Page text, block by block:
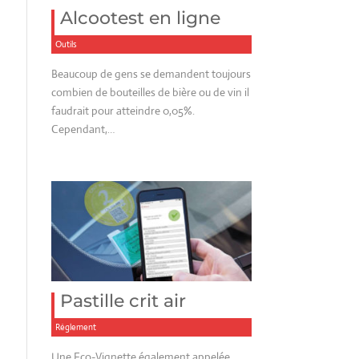
Alcootest en ligne
Outils
Beaucoup de gens se demandent toujours
combien de bouteilles de bière ou de vin il
faudrait pour atteindre 0,05%.
Cependant,…
Pastille crit air
Réglement